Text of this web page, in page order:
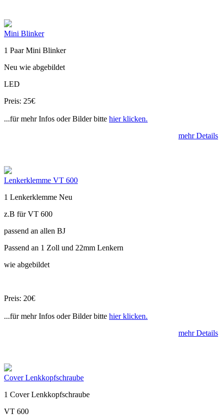
Mini Blinker
1 Paar Mini Blinker
Neu wie abgebildet
LED
Preis: 25€
...für mehr Infos oder Bilder bitte hier klicken.
mehr Details
Lenkerklemme VT 600
1 Lenkerklemme Neu
z.B für VT 600
passend an allen BJ
Passend an 1 Zoll und 22mm Lenkern
wie abgebildet
Preis: 20€
...für mehr Infos oder Bilder bitte hier klicken.
mehr Details
Cover Lenkkopfschraube
1 Cover Lenkkopfschraube
VT 600